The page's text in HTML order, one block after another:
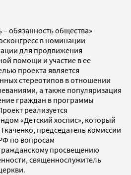
обязанность общества»
в номинации
для продвижения
помощи и участие в ее
проекта является
стереотипов в отношении
а также популяризация
граждан в программы
реализуется
«Детский хоспис», который
председатель комиссии
по вопросам
просвещению
священнослужитель